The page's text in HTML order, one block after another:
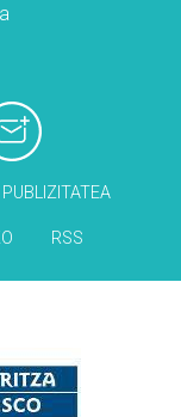
PUBLIZITATEA
RSS